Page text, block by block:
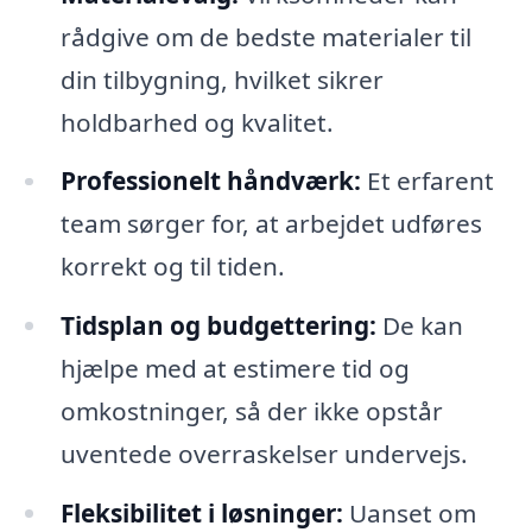
rådgive om de bedste materialer til
din tilbygning, hvilket sikrer
holdbarhed og kvalitet.
Professionelt håndværk: Et erfarent
team sørger for, at arbejdet udføres
korrekt og til tiden.
Tidsplan og budgettering: De kan
hjælpe med at estimere tid og
omkostninger, så der ikke opstår
uventede overraskelser undervejs.
Fleksibilitet i løsninger: Uanset om